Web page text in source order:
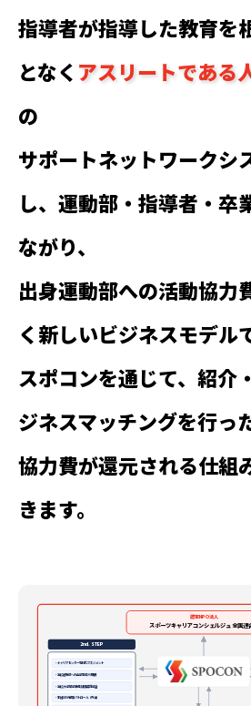
指導者が指導した教育を
となく アスリートである
の
サポートネットワークシ
し、運動部・指導者・卒
ながり、
出身運動部への活動協力
く新しいビジネスモデル
スポコンを通じて、紹介
ジネスマッチングを行っ
協力費が還元される仕組
きます。
認定NPO法人
スポーツキャリアコンシェルジュ 全国連
2nd. STEP
・キャリアセンター有料化マネジメント
・高校運動部への中学生紹介/推薦
・高校/大学留学準備/補講英語学習
・生徒SNS管理/パトロール（外注）